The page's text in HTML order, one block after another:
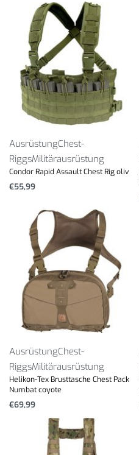
AusrüstungChest-
RiggsMilitärausrüstung
Condor Rapid Assault Chest Rig oliv
€55,99
AusrüstungChest-
RiggsMilitärausrüstung
Helikon-Tex Brusttasche Chest Pack
Numbat coyote
€69,99